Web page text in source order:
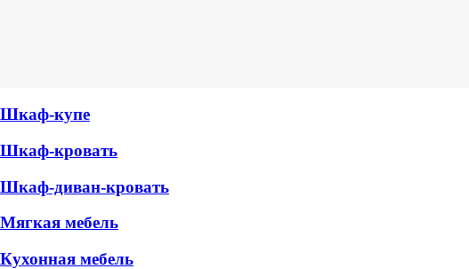
Шкаф-купе
Шкаф-кровать
Шкаф-диван-кровать
Мягкая мебель
Кухонная мебель